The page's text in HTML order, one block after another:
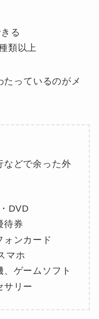
る
類以上
っているのがメ
などで余った外
DVD
待券
ォンカード
マホ
ゲームソフト
サリー